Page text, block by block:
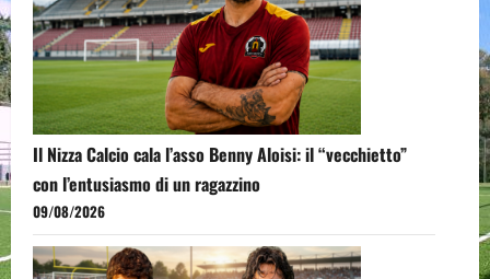
Il Nizza Calcio cala l’asso Benny Aloisi: il “vecchietto”
con l’entusiasmo di un ragazzino
09/08/2026